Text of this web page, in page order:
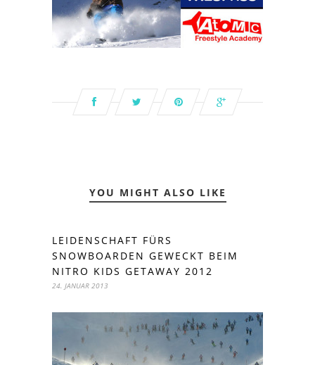
YOU MIGHT ALSO LIKE
LEIDENSCHAFT FÜRS
SNOWBOARDEN GEWECKT BEIM
NITRO KIDS GETAWAY 2012
24. JANUAR 2013